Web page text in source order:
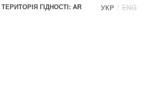
ТЕРИТОРІЯ ГІДНОСТІ: AR
УКР ENG